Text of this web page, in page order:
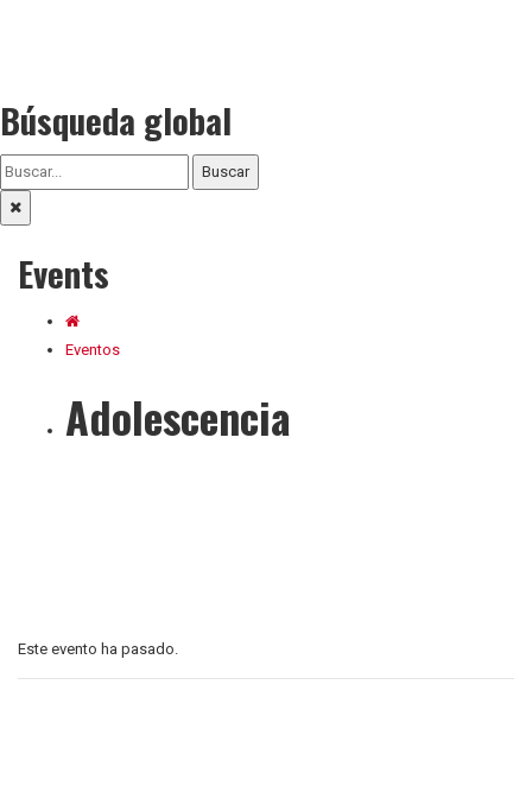
Búsqueda global
Buscar
Events
Eventos
Adolescencia
Este evento ha pasado.